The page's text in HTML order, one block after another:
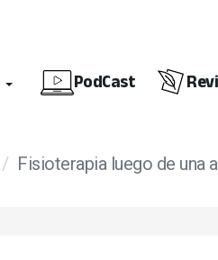
PodCast
Fisioterapia luego de una